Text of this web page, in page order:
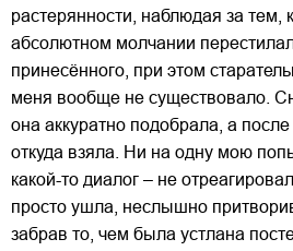
растерянности, наблюдая за тем,
абсолютном молчании
принесённого, при этом
меня вообще не существовало.
она аккуратно подобрала, а после
откуда взяла. Ни на одну мою
какой-то диалог – не
просто ушла, неслышно
забрав то, чем была устлана